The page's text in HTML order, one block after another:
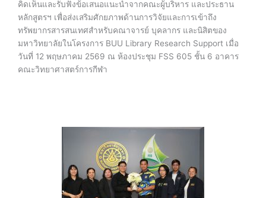
คิดเห็นและรับฟังข้อเสนอแนะนำจากคณะผู้บริหาร และประธาน
หลักสูตรฯ เพื่อส่งเสริมศักยภาพด้านการวิจัยและการเข้าถึง
ทรัพยากรสารสนเทศสำหรับคณาจารย์ บุคลากร และนิสิตของ
มหาวิทยาลัยในโครงการ BUU Library Research Support เมื่อ
วันที่ 12 พฤษภาคม 2569 ณ ห้องประชุม FSS 605 ชั้น 6 อาคาร
คณะวิทยาศาสตร์การกีฬา